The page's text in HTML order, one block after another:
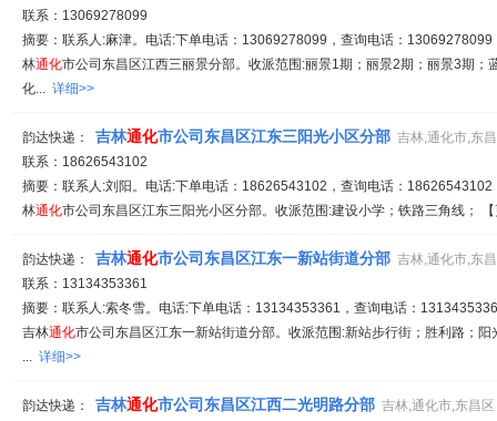
联系：13069278099
摘要：联系人:麻津。电话:下单电话：13069278099，查询电话：
林通化市公司东昌区江西三丽景分部。收派范围:丽景1期；丽景2期；丽景3期；
化... 详细>>
韵达快递： 吉林通化市公司东昌区江东三阳光小区分部 吉林,通化市,东
联系：18626543102
摘要：联系人:刘阳。电话:下单电话：18626543102，查询电话：
林通化市公司东昌区江东三阳光小区分部。收派范围:建设小学；铁路三角线；
韵达快递： 吉林通化市公司东昌区江东一新站街道分部 吉林,通化市,东
联系：13134353361
摘要：联系人:索冬雪。电话:下单电话：13134353361，查询电话：
吉林通化市公司东昌区江东一新站街道分部。收派范围:新站步行街；胜利路；
... 详细>>
韵达快递： 吉林通化市公司东昌区江西二光明路分部 吉林,通化市,东昌区